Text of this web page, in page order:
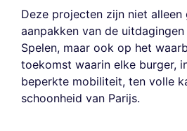
Deze projecten zijn niet
aanpakken van de
Spelen, maar ook op het
toekomst waarin elke burger,
beperkte mobiliteit, ten volle
schoonheid van Parijs.